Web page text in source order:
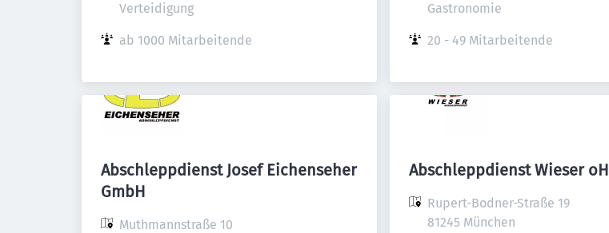
Verteidigung
ab 1000 Mitarbeitende
Gastronomie
20 - 49 Mitarbeitende
Abschleppdienst Josef Eichenseher
GmbH
Muthmannstraße 10
Abschleppdienst Wieser
Rupert-Bodner-Straße 19
81245 München